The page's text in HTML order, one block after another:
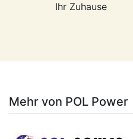
Ihr Zuhause
Mehr von POL Power